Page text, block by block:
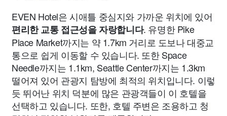
EVEN Hotel은 시애틀 중심지와 가까운 위치에 있어
편리한 교통 접근성을 자랑합니다. 유명한 Pike
Place Market까지는 약 1.7km 거리로 도보나 대중교
통으로 쉽게 이동할 수 있습니다. 또한 Space
Needle까지는 1.1km, Seattle Center까지는 1.3km
떨어져 있어 관광지 탐방에 최적의 위치입니다. 이렇
듯 뛰어난 위치 덕분에 많은 관광객들이 이 호텔을
선택하고 있습니다. 또한, 호텔 주변은 조용하고 청